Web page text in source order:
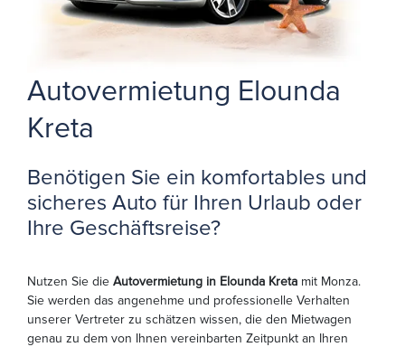
Autovermietung Elounda
Kreta
Benötigen Sie ein komfortables und
sicheres Auto für Ihren Urlaub oder
Ihre Geschäftsreise?
Nutzen Sie die Autovermietung in Elounda Kreta mit Monza.
Sie werden das angenehme und professionelle Verhalten
unserer Vertreter zu schätzen wissen, die den Mietwagen
genau zu dem von Ihnen vereinbarten Zeitpunkt an Ihren